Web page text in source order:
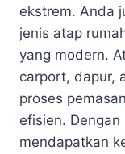
ekstrem. Anda
jenis atap
yang modern.
carport, dapur,
proses
efisien.
mendapatkan